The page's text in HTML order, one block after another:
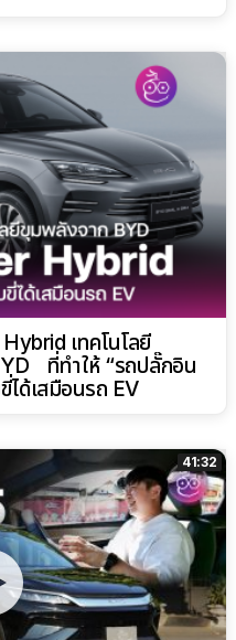
เทคโนโลยี
ที่ทำให้ “รถปลั๊กอิน
ได้เสมือนรถ EV
41:32